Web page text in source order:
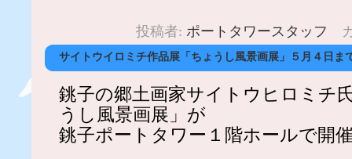
投稿者: ポートタワースタッフ
サイトウイロミチ作品展「ちょうし風景画展」５月４日ま
銚子の郷土画家サイトウヒロミチ
うし風景画展」が
銚子ポートタワー１階ホールで開